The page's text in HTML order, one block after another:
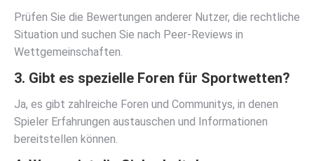
Prüfen Sie die Bewertungen anderer Nutzer, die rechtliche
Situation und suchen Sie nach Peer-Reviews in
Wettgemeinschaften.
3. Gibt es spezielle Foren für Sportwetten?
Ja, es gibt zahlreiche Foren und Communitys, in denen
Spieler Erfahrungen austauschen und Informationen
bereitstellen können.